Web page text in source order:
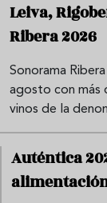
Leiva,
Ribera 2026
Sonorama
agosto con más
vinos de la
Auténtica